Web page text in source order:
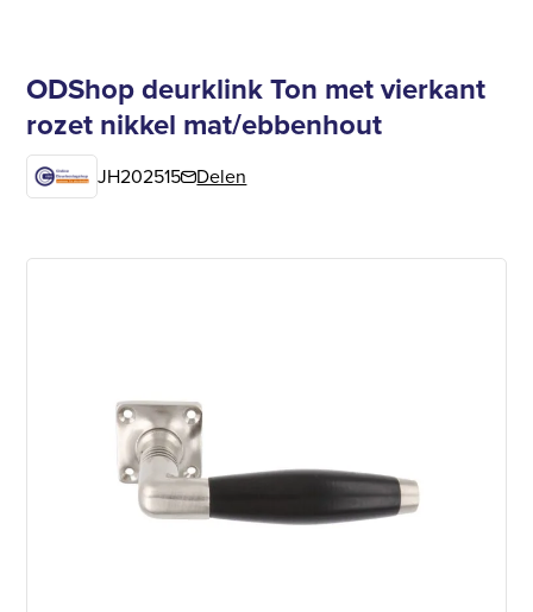
ODShop deurklink Ton met vierkant
rozet nikkel mat/ebbenhout
JH202515 Delen